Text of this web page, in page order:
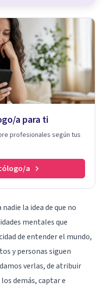
a para ti
profesionales según tus
a
la idea de que no
mentales que
de entender el mundo,
y personas siguen
verlas, de atribuir
demás, captar e